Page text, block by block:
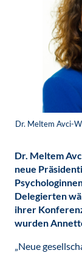
Dr. Meltem Avci-
Dr. Meltem
neue
Delegierten
ihrer
wurden
„Neue